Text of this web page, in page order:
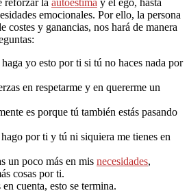
reforzar la autoestima y el ego, hasta
emocionales. Por ello, la persona
costes y ganancias, nos hará de manera
yo esto por ti si tú no haces nada por
en respetarme y en quererme un
es porque tú también estás pasando
por ti y tú ni siquiera me tienes en
un poco más en mis necesidades,
cosas por ti.
cuenta, esto se termina.